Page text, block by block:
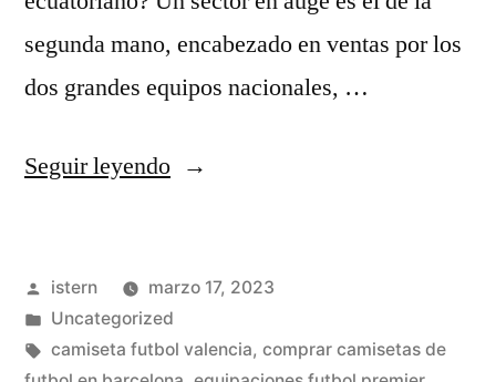
segunda mano, encabezado en ventas por los
dos grandes equipos nacionales, …
Seguir leyendo«camisetas
en
quilmes»
Publicado
por
istern
marzo 17, 2023
Publicado
en
Uncategorized
Etiquetas:
camiseta futbol valencia, comprar camisetas de